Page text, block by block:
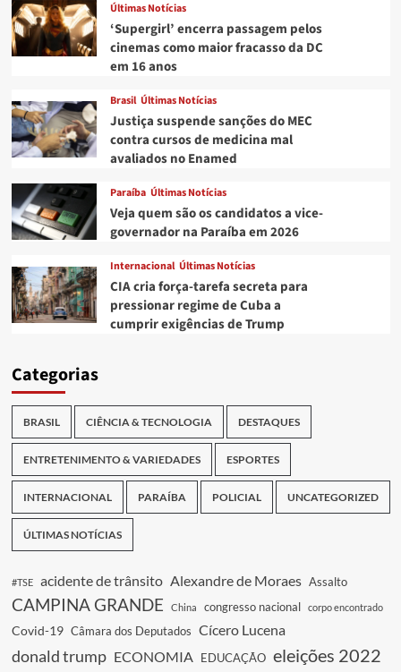
cima
no
meio
do
PB;
VÍDEO
Últimas Notícias
‘Supergirl’ encerra passagem pelos
cinemas como maior fracasso da DC
em 16 anos
Brasil Últimas Notícias
Justiça suspende sanções do MEC
contra cursos de medicina mal
avaliados no Enamed
Paraíba Últimas Notícias
Veja quem são os candidatos a vice-
governador na Paraíba em 2026
Internacional Últimas Notícias
CIA cria força-tarefa secreta para
pressionar regime de Cuba a
cumprir exigências de Trump
Categorias
BRASIL CIÊNCIA & TECNOLOGIA DESTAQUES
ENTRETENIMENTO & VARIEDADES ESPORTES
INTERNACIONAL PARAÍBA POLICIAL UNCATEGORIZED
ÚLTIMAS NOTÍCIAS
#TSE acidente de trânsito Alexandre de Moraes Assalto
CAMPINA GRANDE China congresso nacional corpo encontrado
Covid-19 Câmara dos Deputados Cícero Lucena
donald trump ECONOMIA EDUCAÇÃO eleições 2022